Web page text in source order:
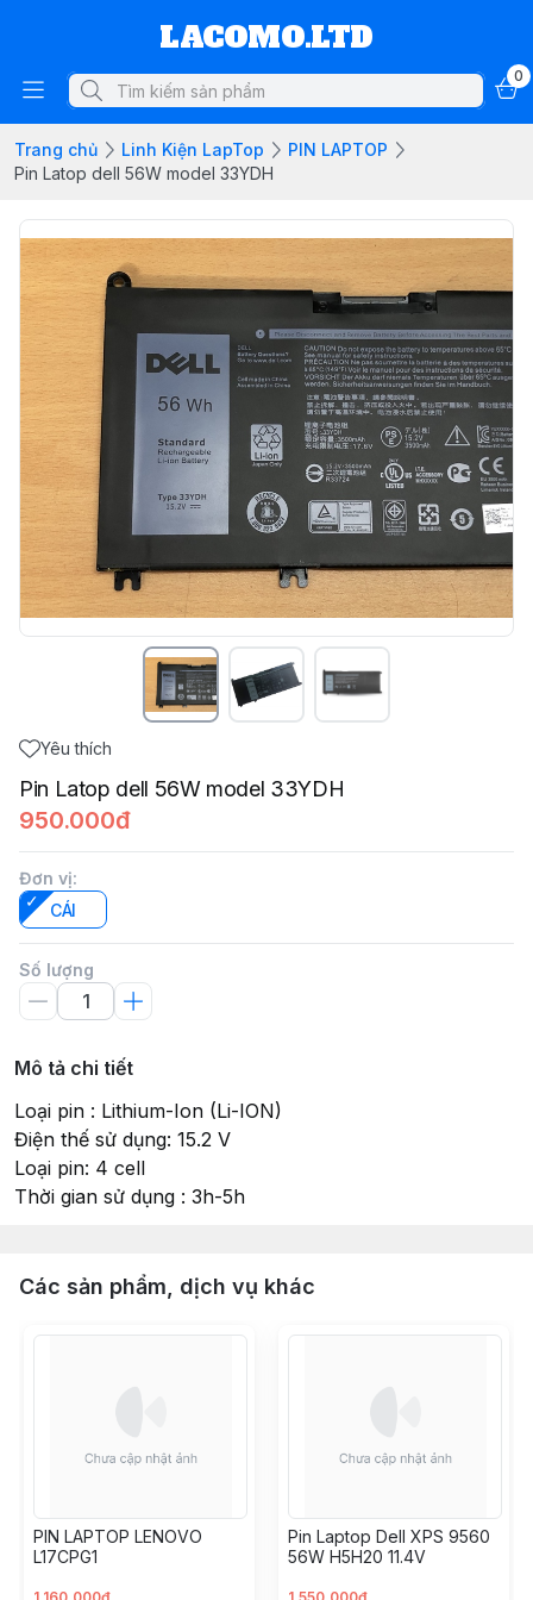
LACOMO.LTD
0
Trang chủ Linh Kiện LapTop
PIN LAPTOP
Pin Latop dell 56W model 33YDH
Yêu thích
Pin Latop dell 56W model 33YDH
950.000đ
Đơn vị:
CÁI
Số lượng
Mô tả chi tiết
Loại pin : Lithium-Ion (Li-ION)
Điện thế sử dụng: 15.2 V
Loại pin: 4 cell
Thời gian sử dụng : 3h-5h
Các sản phẩm, dịch vụ khác
PIN LAPTOP LENOVO
L17CPG1
Pin Laptop Dell XPS 9560
56W H5H20 11.4V